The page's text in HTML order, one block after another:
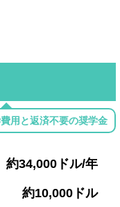
用と返済不要の奨学金
約34,000ドル/年
約10,000ドル